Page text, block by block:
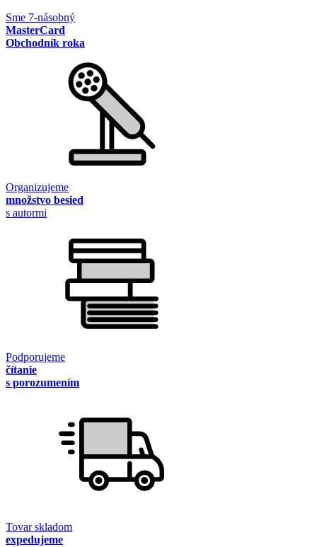
Sme 7-násobný
MasterCard
Obchodník roka
Organizujeme
množstvo besied
s autormi
Podporujeme
čítanie
s porozumením
Tovar skladom
expedujeme